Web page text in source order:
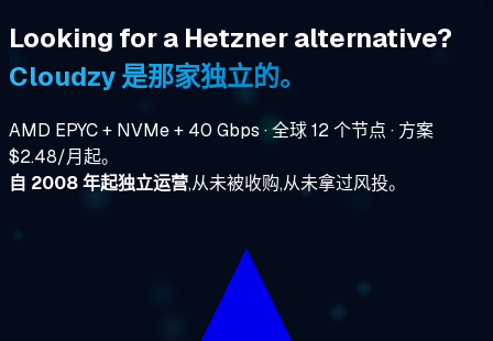
Looking for a Hetzner alternative?
Cloudzy 是那家独立的。
AMD EPYC + NVMe + 40 Gbps · 全球 12 个节点 · 方案
$2.48/月起。
自 2008 年起独立运营,从未被收购,从未拿过风投。